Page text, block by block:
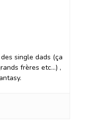
single dads (ça
frères etc…) ,